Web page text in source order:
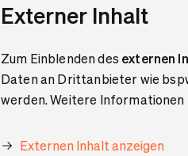
Externer Inhalt
Zum Einblenden des externen
Daten an Drittanbieter wie
werden. Weitere Informationen
Externen Inhalt anzeigen